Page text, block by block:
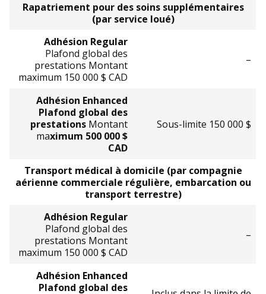
Rapatriement pour des soins supplémentaires
(par service loué)
Adhésion Regular
Plafond global des
prestations Montant
maximum 150 000 $ CAD
–
Adhésion Enhanced
Plafond global des
prestations Montant
maximum 500 000 $
CAD
Sous-limite 150 000 $
Transport médical à domicile (par compagnie
aérienne commerciale régulière, embarcation ou
transport terrestre)
Adhésion Regular
Plafond global des
prestations Montant
maximum 150 000 $ CAD
–
Adhésion Enhanced
Plafond global des